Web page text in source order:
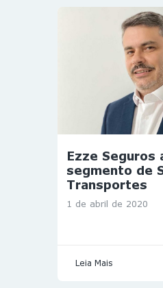
Ezze Seguros
segmento de
Transportes
1 de abril de 2020
Leia Mais